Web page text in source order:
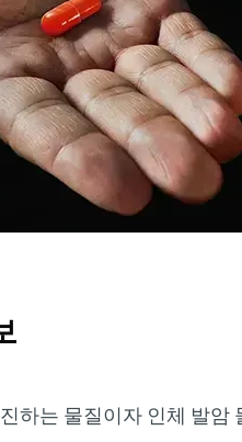
하는 물질이자 인체 발암